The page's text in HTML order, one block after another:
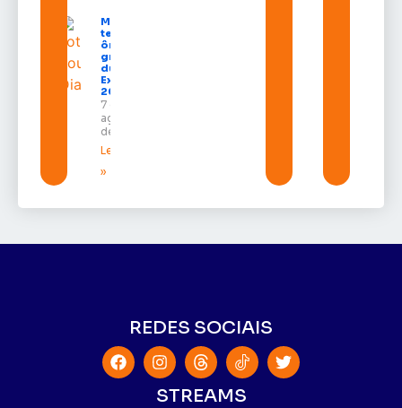
Macapá
terá
ônibus
gratuitos
durante a
Expofeira
2026
7 de
agosto
de 2026
Leia mais
»
REDES SOCIAIS
STREAMS